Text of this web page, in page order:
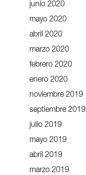
junio 2020
mayo 2020
abril 2020
marzo 2020
febrero 2020
enero 2020
noviembre 2019
septiembre 2019
julio 2019
mayo 2019
abril 2019
marzo 2019